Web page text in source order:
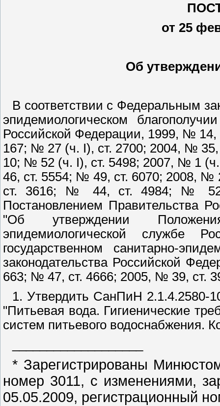
от 25
Об
В соответствии с Федеральным
эпидемиологическом
Российской Федерации, 1999, №
167; № 27 (ч. I), ст. 2700; 2004, №
10; № 52 (ч. I), ст. 5498; 2007, № 1
46, ст. 5554; № 49, ст. 6070; 2008,
ст. 3616; № 44, ст. 4984; №
Постановлением Правительства
"Об утверждении
эпидемиологической службе
государственном санитарно-
законодательства Российской
663; № 47, ст. 4666; 2005, № 39, ст.
1. Утвердить СанПиН
"Питьевая вода. Гигиенические
систем питьевого водоснабжения.
* Зарегистрированы
номер 3011, с изменениями,
05.05.2009, регистрационный